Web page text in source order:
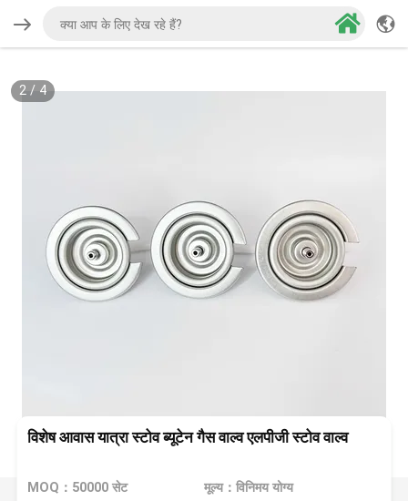
2/ 4
विशेष आवास यात्रा स्टोव ब्यूटेन गैस वाल्व एलपीजी स्टोव वाल्व
MOQ：50000 सेट मूल्य：विनिमय योग्य